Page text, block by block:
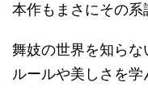
本作もまさにその系
舞妓の世界を知ら
ルールや美しさを学